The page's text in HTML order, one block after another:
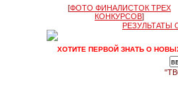
[ФОТО ФИНАЛИСТОК ТРЕХ
КОНКУРСОВ]
РЕЗУЛЬТАТЫ
ХОТИТЕ ПЕРВОЙ ЗНАТЬ О